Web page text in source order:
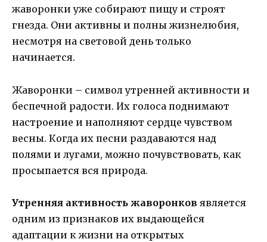
жаворонки уже собирают пищу и строят
гнезда. Они активны и полны жизнелюбия,
несмотря на световой день только
начинается.
Жаворонки – символ утренней активности и
беспечной радости. Их голоса поднимают
настроение и наполняют сердце чувством
весны. Когда их песни раздаваются над
полями и лугами, можно почувствовать, как
просыпается вся природа.
Утренняя активность жаворонков является
одним из признаков их выдающейся
адаптации к жизни на открытых